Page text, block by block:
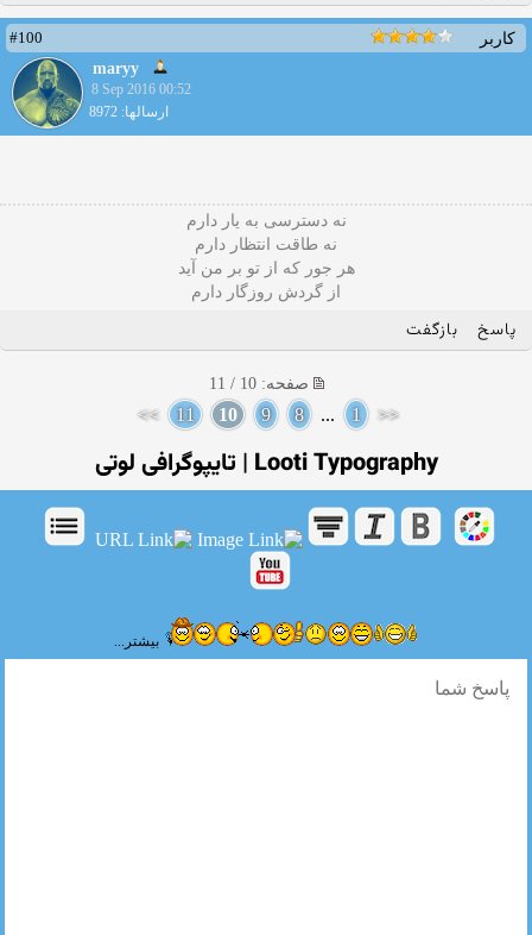
کاربر
#100
maryy
8 Sep 2016 00:52
ارسالها: 8972
نه دسترسی به یار دارم
نه طاقت انتظار دارم
هر جور که از تو بر من آید
از گردش روزگار دارم
پاسخ بازگفت
صفحه: 10 / 11
<<
1
...
8
9
10
11
>>
Looti Typography | تایپوگرافی لوتی
بیشتر...